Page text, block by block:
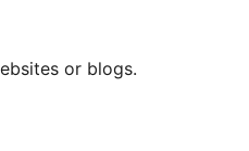
or blogs.